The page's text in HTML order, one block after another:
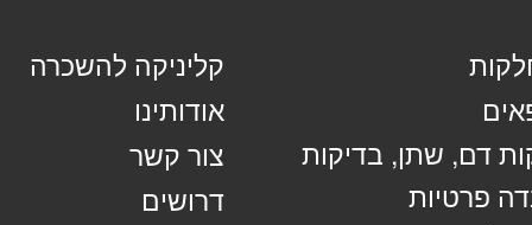
דם, שתן, בדיקות
פרטיות
קליניקה להשכרה
אודותינו
צור קשר
דרושים